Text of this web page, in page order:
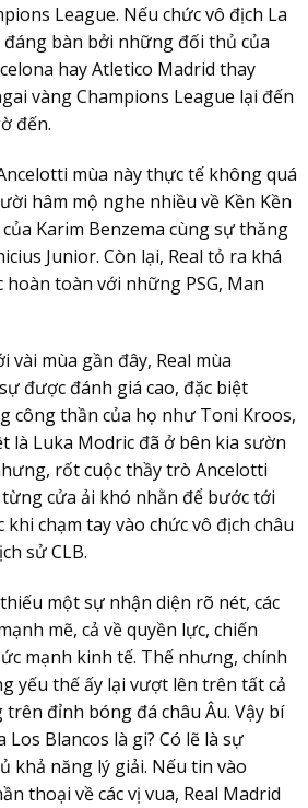
League. Nếu chức vô địch La
bàn bởi những đối thủ của
hay Atletico Madrid thay
vàng Champions League lại đến
đến.
mùa này thực tế không quá
hâm mộ nghe nhiều về Kền Kền
Karim Benzema cùng sự thăng
Junior. Còn lại, Real tỏ ra khá
toàn với những PSG, Man
vài mùa gần đây, Real mùa
được đánh giá cao, đặc biệt
công thần của họ như Toni Kroos,
là Luka Modric đã ở bên kia sườn
rốt cuộc thầy trò Ancelotti
cửa ải khó nhằn để bước tới
chạm tay vào chức vô địch châu
sử CLB.
một sự nhận diện rõ nét, các
mẽ, cả về quyền lực, chiến
mạnh kinh tế. Thế nhưng, chính
yếu thế ấy lại vượt lên trên tất cả
đỉnh bóng đá châu Âu. Vậy bí
Blancos là gi? Có lẽ là sự
khả năng lý giải. Nếu tin vào
thoại về các vị vua, Real Madrid